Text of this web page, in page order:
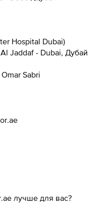
Hospital Dubai)
Jaddaf - Dubai, Дубай
Omar Sabri
лучше для вас?